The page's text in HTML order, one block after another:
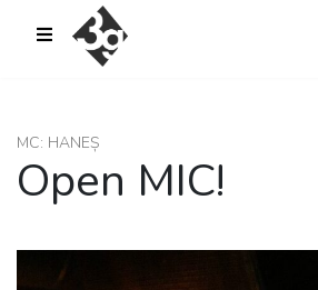
sold-out-button {{acf:sold_out}}
MC: HANEȘ
Open MIC!